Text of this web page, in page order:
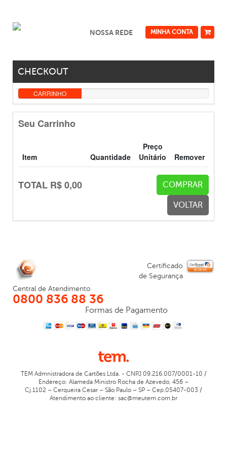
NOSSA REDE MINHA CONTA
CHECKOUT
CARRINHO
Seu Carrinho
Item Quantidade
Preço
Unitário
Remover
TOTAL R$0,00 COMPRAR
VOLTAR
Central de Atendimento
0800 836 88 36
Certificado
de Segurança
Formas de Pagamento
TEM Admnistradora de Cartões Ltda. - CNPJ 09.216.007/0001-10 /
Endereço: Alameda Ministro Rocha de Azevedo, 456 –
Cj.1102 – Cerqueira Cesar – São Paulo – SP – Cep.05407-003 /
Atendimento ao cliente: sac@meutem.com.br